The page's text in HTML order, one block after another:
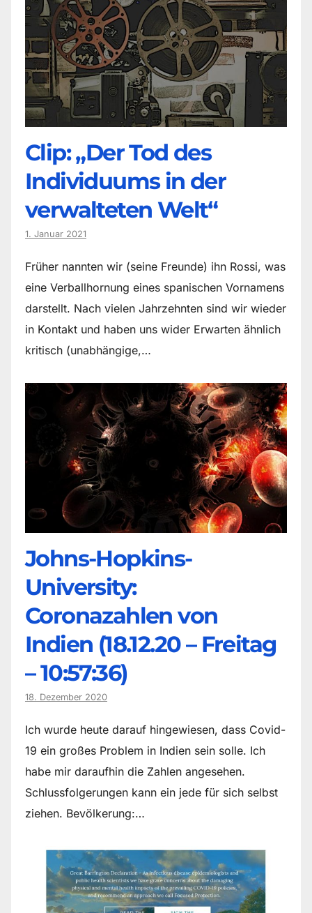
Clip: „Der Tod des
Individuums in der
verwalteten Welt“
1. Januar 2021
Früher nannten wir (seine Freunde) ihn Rossi, was
eine Verballhornung eines spanischen Vornamens
darstellt. Nach vielen Jahrzehnten sind wir wieder
in Kontakt und haben uns wider Erwarten ähnlich
kritisch (unabhängige,…
Johns-Hopkins-
University:
Coronazahlen von
Indien (18.12.20 – Freitag
– 10:57:36)
18. Dezember 2020
Ich wurde heute darauf hingewiesen, dass Covid-
19 ein großes Problem in Indien sein solle. Ich
habe mir daraufhin die Zahlen angesehen.
Schlussfolgerungen kann ein jede für sich selbst
ziehen. Bevölkerung:…